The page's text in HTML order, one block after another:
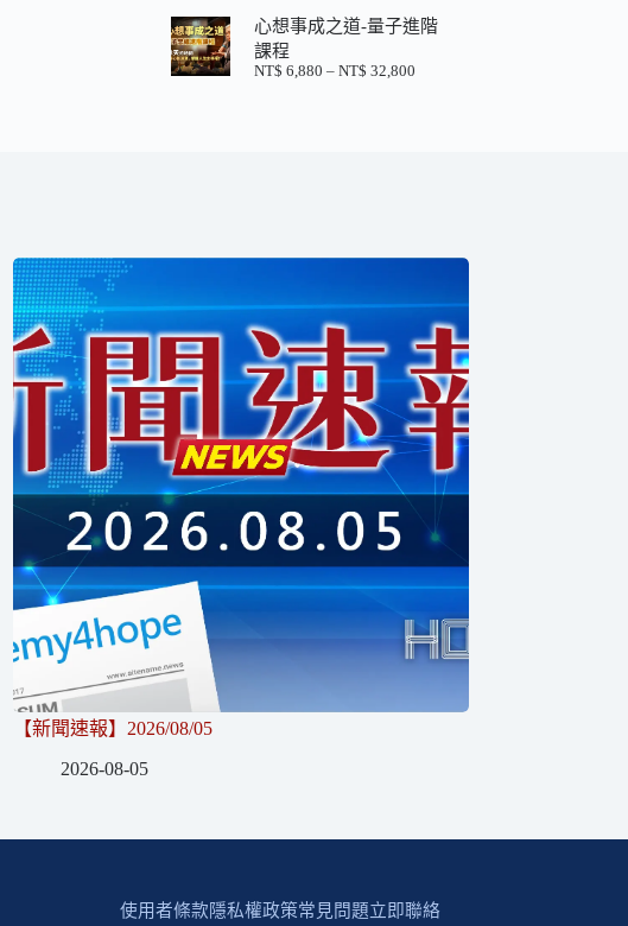
範
心想事成之道-量子進階
課程
NT$ 6,880 – NT$ 32,800
【新聞速報】2026/08/05
2026-08-05
使用者條款隱私權政策常見問題立即聯絡